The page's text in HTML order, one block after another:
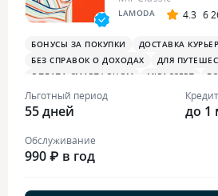
LAMODA 4.3 6
БОНУСЫ ЗА ПОКУПКИ ДОСТАВКА
БЕЗ СПРАВОК О ДОХОДАХ
ДЛЯ
ОПЛАТА СМАРТФОНОМ
MIRACCEPT
БОНУСЫ В РЕСТОРАНАХ
ПЛАТЕЖНЫЙ
Льготный период
55 дней до 1
Обслуживание
990 ₽ в год